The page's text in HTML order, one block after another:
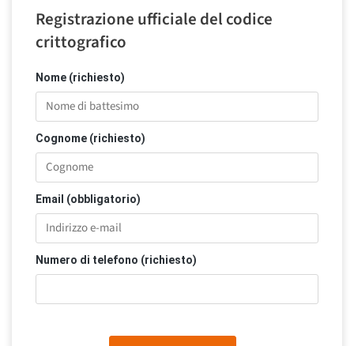
Registrazione ufficiale del codice
crittografico
Nome (richiesto)
Cognome (richiesto)
Email (obbligatorio)
Numero di telefono (richiesto)